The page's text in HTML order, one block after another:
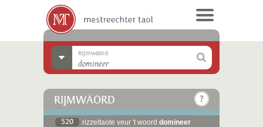
Rijmwäörd
RIJMWÄÖRD
520 rizzeltaote veur 't woord domineer